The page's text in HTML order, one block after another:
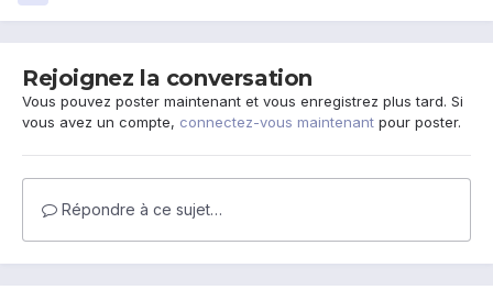
Rejoignez la conversation
Vous pouvez poster maintenant et vous enregistrez plus tard. Si
vous avez un compte, connectez-vous maintenant pour poster.
Répondre à ce sujet…